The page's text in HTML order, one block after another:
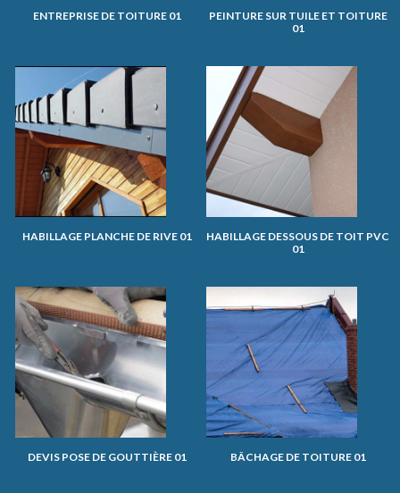
ENTREPRISE DE TOITURE 01
PEINTURE SUR TUILE ET TOITURE
01
HABILLAGE PLANCHE DE RIVE 01
HABILLAGE DESSOUS DE TOIT PVC
01
DEVIS POSE DE GOUTTIÈRE 01 BÂCHAGE DE TOITURE 01